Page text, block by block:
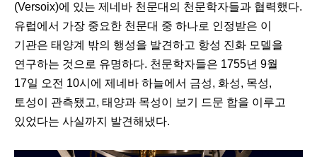
(Versoix)에 있는 제네바 천문대의 천문학자들과 협력했다.
유럽에서 가장 중요한 천문대 중 하나로 인정받은 이
기관은 태양계 밖의 행성을 발견하고 항성 진화 모델을
연구하는 것으로 유명하다. 천문학자들은 1755년 9월
17일 오전 10시에 제네바 하늘에서 금성, 화성, 목성,
토성이 관측됐고, 태양과 목성이 보기 드문 합을 이루고
있었다는 사실까지 발견해냈다.